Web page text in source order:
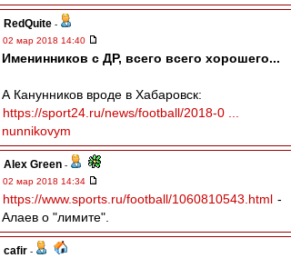
RedQuite -
02 мар 2018 14:40
Именинников с ДР, всего всего хорошего...
А Канунников вроде в Хабаровск:
https://sport24.ru/news/football/2018-0 ...
nunnikovym
Alex Green -
02 мар 2018 14:34
https://www.sports.ru/football/1060810543.html -
Алаев о "лимите".
cafir -